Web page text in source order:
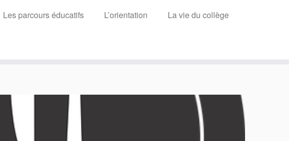
Les parcours éducatifs L’orientation
La vie du collège